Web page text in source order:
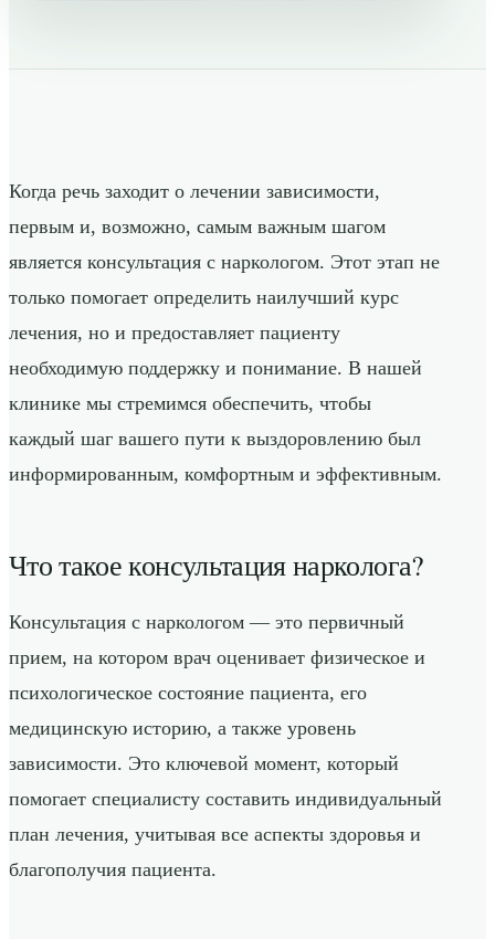
Когда речь заходит о лечении зависимости,
первым и, возможно, самым важным шагом
является консультация с наркологом. Этот этап не
только помогает определить наилучший курс
лечения, но и предоставляет пациенту
необходимую поддержку и понимание. В нашей
клинике мы стремимся обеспечить, чтобы
каждый шаг вашего пути к выздоровлению был
информированным, комфортным и эффективным.
Что такое консультация нарколога?
Консультация с наркологом — это первичный
прием, на котором врач оценивает физическое и
психологическое состояние пациента, его
медицинскую историю, а также уровень
зависимости. Это ключевой момент, который
помогает специалисту составить индивидуальный
план лечения, учитывая все аспекты здоровья и
благополучия пациента.